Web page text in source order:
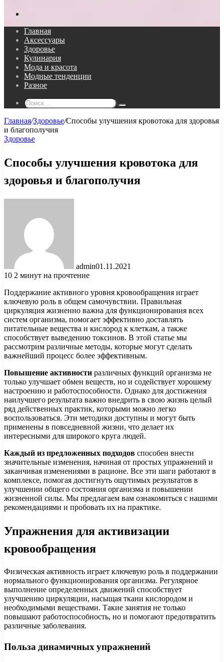
Главная
Аксессуары
Здоровье
Кулинария
Мода и красота
Модные тенденции
Разное
Поиск...
Главная/Здоровье/Способы улучшения кровотока для здоровья
и благополучия
Здоровье
Способы улучшения кровотока для
здоровья и благополучия
admin01.11.2021
10 2 минут на прочтение
Поддержание активного уровня кровообращения играет
ключевую роль в общем самочувствии. Правильная
циркуляция жизненно важна для функционирования всех
систем организма, помогает эффективно доставлять
питательные вещества и кислород к клеткам, а также
способствует выведению токсинов. В этой статье мы
рассмотрим различные методы, которые могут сделать
важнейший процесс более эффективным.
Повышение активности различных функций организма не
только улучшает обмен веществ, но и содействует хорошему
настроению и работоспособности. Однако для достижения
наилучшего результата важно внедрить в свою жизнь целый
ряд действенных практик, которыми можно легко
воспользоваться. Эти методики доступны и могут быть
применены в повседневной жизни, что делает их
интересными для широкого круга людей.
Каждый из предложенных подходов способен внести
значительные изменения, начиная от простых упражнений и
заканчивая изменениями в рационе. Все эти шаги работают в
комплексе, помогая достигнуть ощутимых результатов в
улучшении общего состояния организма и повышении
жизненной силы. Мы предлагаем вам ознакомиться с нашими
рекомендациями и пробовать их на практике.
Упражнения для активизации
кровообращения
Физическая активность играет ключевую роль в поддержании
нормального функционирования организма. Регулярное
выполнение определенных движений способствует
улучшению циркуляции, насыщая ткани кислородом и
необходимыми веществами. Такие занятия не только
повышают работоспособность, но и помогают предотвратить
различные заболевания.
Польза динамичных упражнений